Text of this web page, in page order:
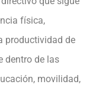
física,
productividad de
dentro de las
movilidad,